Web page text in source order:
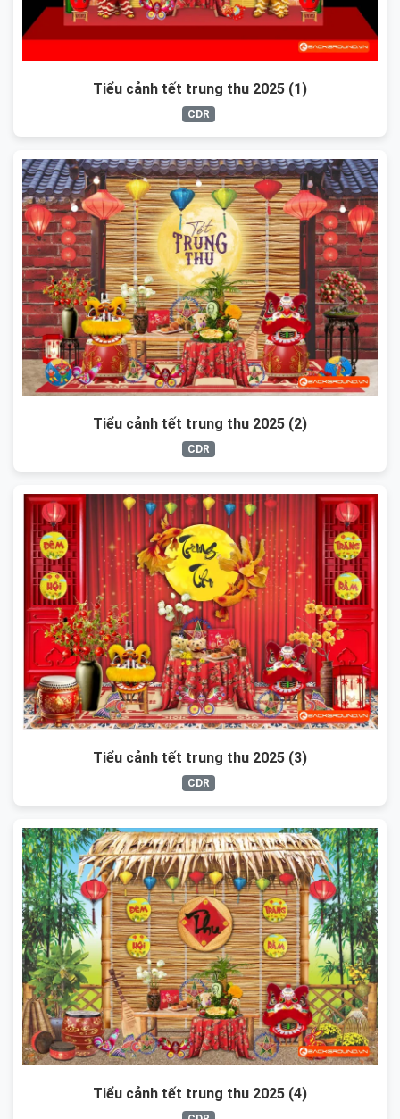
Tiểu cảnh tết trung thu 2025 (1)
CDR
Tiểu cảnh tết trung thu 2025 (2)
CDR
Tiểu cảnh tết trung thu 2025 (3)
CDR
Tiểu cảnh tết trung thu 2025 (4)